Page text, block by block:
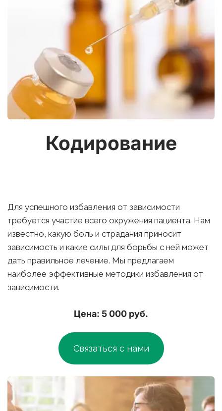
Кодирование
Для успешного избавления от зависимости
требуется участие всего окружения пациента. Нам
известно, какую боль и страдания приносит
зависимость и какие силы для борьбы с ней может
дать правильное лечение. Мы предлагаем
наиболее эффективные методики избавления от
зависимости.
Цена: 5 000 руб.
Связаться с нами